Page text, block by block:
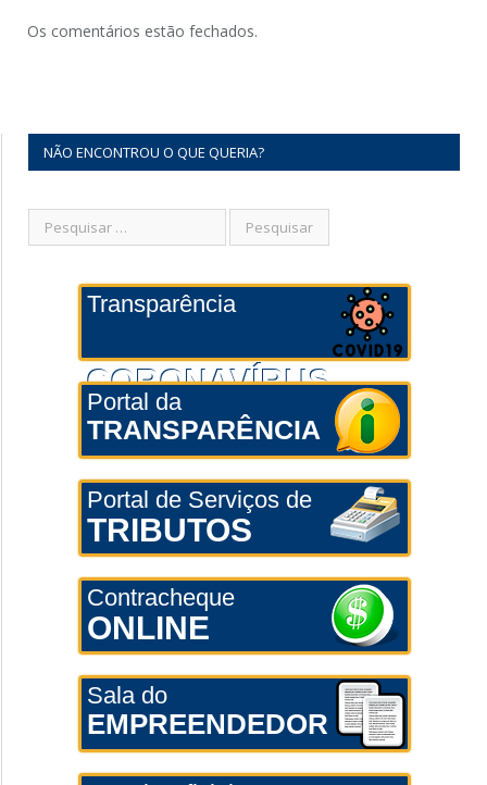
Os comentários estão fechados.
NÃO ENCONTROU O QUE QUERIA?
Transparência
CORONAVÍRUS
Portal da
TRANSPARÊNCIA
Portal de Serviços de
TRIBUTOS
Contracheque
ONLINE
Sala do
EMPREENDEDOR